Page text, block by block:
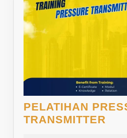
PELATIHAN
TRANSMITTER